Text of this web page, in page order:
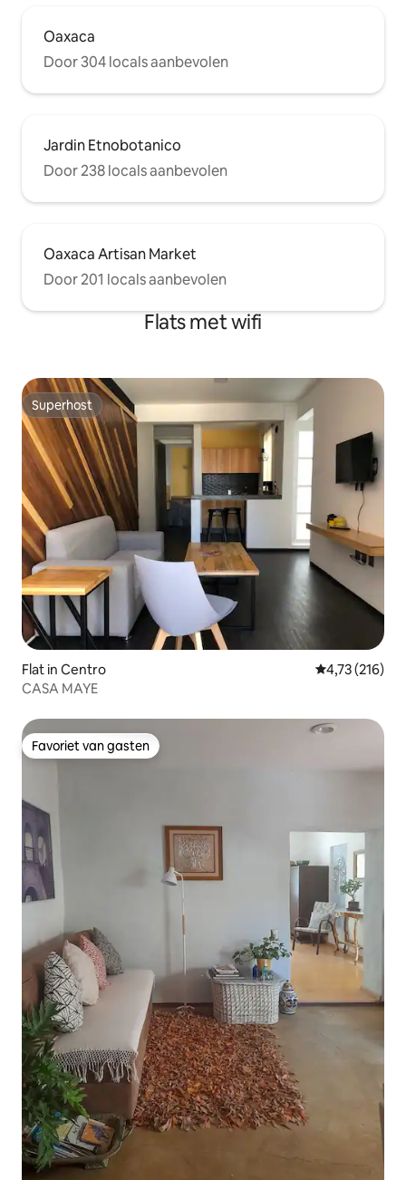
Oaxaca
Door 304 locals aanbevolen
Jardin Etnobotanico
Door 238 locals aanbevolen
Oaxaca Artisan Market
Door 201 locals aanbevolen
Flats met wifi
Superhost
Superhost
Flat in Centro Gemiddelde
4,73 (216)
CASA MAYE
Favoriet van gasten
Favoriet van gasten